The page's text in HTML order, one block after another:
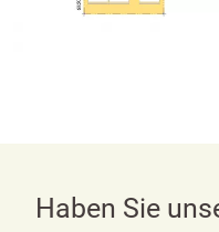
Haben Sie